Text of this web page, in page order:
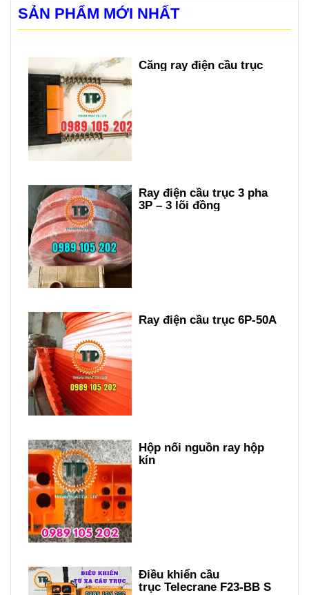
SẢN PHẨM MỚI NHẤT
Căng ray điện cầu trục
Ray điện cầu trục 3 pha
3P – 3 lõi đồng
Ray điện cầu trục 6P-50A
Hộp nối nguồn ray hộp
kín
Điều khiển cầu
trục Telecrane F23-BB S